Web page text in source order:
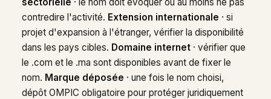
contredire l'activité. Extension internationale · si
projet d'expansion à l'étranger, vérifier la disponibilité
dans les pays cibles. Domaine internet · vérifier que
le .com et le .ma sont disponibles avant de fixer le
nom. Marque déposée · une fois le nom choisi,
dépôt OMPIC obligatoire pour protéger juridiquement